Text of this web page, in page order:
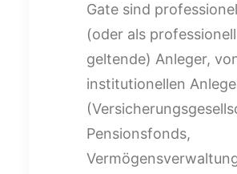
Gate sind
(oder als professionell
geltende) Anleger,
institutionellen
Pensionsfonds,